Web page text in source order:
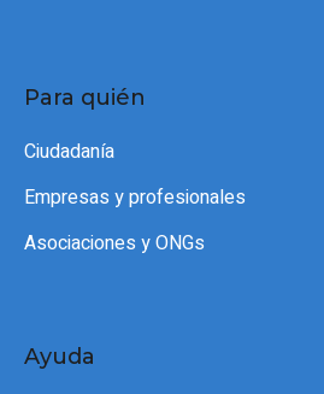
Para quién
Ciudadanía
Empresas y profesionales
Asociaciones y ONGs
Ayuda